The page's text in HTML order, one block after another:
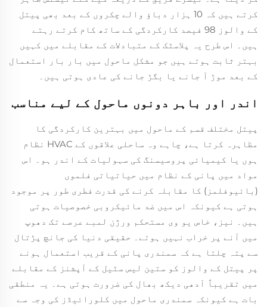
کرتے ہیں کہ 10 ہزار دباؤ والے چکروں کے بعد بھی پیتل
کے والوز 98 فیصد کارکردگی کے ساتھ کام کرتے رہتے
ہیں۔ اس طرح یہ پلاسٹک کے متبادلات کے مقابلے میں کہیں
بہتر ثابت ہوتے ہیں جو مشکل ماحول میں بار بار استعمال
کے بعد موڑ آ جانے یا بگڑ جانے کی عادی ہوتی ہیں۔
اندر اور باہر دونوں ماحول کے لیے مناسب
پیتل مختلف قسم کے ماحول میں بہترین کارکردگی کا
مظاہرہ کرتا ہے، چاہے وہ ساحلی علاقوں کے HVAC نظام
ہوں یا کیمیائی پروسیسنگ کی سہولیات کے اندر ہو۔ اس
مواد میں پانی کے نظام میں حیاتیاتی فلموں
(بائیوفلمز) کا مقابلہ کرنے کی قدرت فطری طور پر موجود
ہوتی ہے کیونکہ اس میں ضد مائیکروبی خصوصیات ہوتی
ہیں۔ نیز، خاص یو وی مستحکم ورژن لمبے عرصے تک دھوپ
میں آنے پر خراب نہیں ہوتے۔ حقیقی دنیا کی جانچ پڑتال
سے پتہ چلتا ہے کہ سمندری پانی کے قریب استعمال ہونے
پر پیتل کے والوز کو ستین لیس سٹیل کے آپشنز کے مقابلے
میں تقریباً آدھی دیکھ بھال کی ضرورت ہوتی ہے۔ یہ منطقی
بات ہے کیونکہ سمندری ماحول میں کلورائیڈز کی وجہ سے